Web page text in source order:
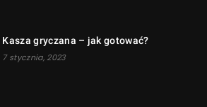
Kasza gryczana – jak gotować?
7 stycznia, 2023